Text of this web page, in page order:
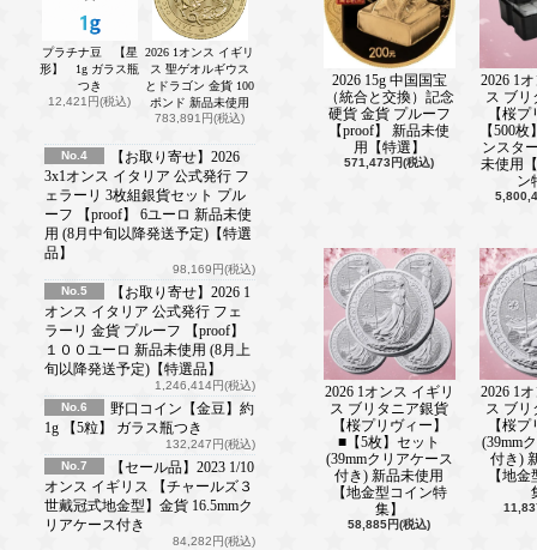
プラチナ豆 【星
形】 1g ガラス瓶
つき
12,421円(税込)
2026 1オンス イギリ
ス 聖ゲオルギウス
とドラゴン 金貨 100
ポンド 新品未使用
783,891円(税込)
No.4
【お取り寄せ】2026
3x1オンス イタリア 公式発行 フ
ェラーリ 3枚組銀貨セット プル
ーフ 【proof】 6ユーロ 新品未使
用 (8月中旬以降発送予定)【特選
品】
98,169円(税込)
No.5
【お取り寄せ】2026 1
オンス イタリア 公式発行 フェ
ラーリ 金貨 プルーフ 【proof】
１００ユーロ 新品未使用 (8月上
旬以降発送予定)【特選品】
1,246,414円(税込)
No.6
野口コイン【金豆】約
1g 【5粒】 ガラス瓶つき
132,247円(税込)
No.7
【セール品】2023 1/10
オンス イギリス 【チャールズ３
世戴冠式地金型】金貨 16.5mmク
リアケース付き
84,282円(税込)
なりました！（在庫要確認）
javascript:gf_OpenNewWindow('?
新着情報■
本日、実店舗プレオープン！
新着情報■
ロイヤルミント1kgバー再入荷！
新着情報■
新着情報■
チャールズ国王戴冠記念コイン発売
新着情報■
セール品好評発売中
新着情報■
ロイヤルミント新作発売中！
新着情報■
ポーランドミント新商品多数掲載中
新着情報■
3/29（水）は電話応対を休止いたし
2026 15g 中国国宝
（統合と交換）記念
硬貨 金貨 プルーフ
【proof】 新品未使
用【特選】
571,473円(税込)
2026 1
ス ブリ
【桜
【500
ンスタ
未使用
ン
2026 1オンス イギリ
ス ブリタニア銀貨
【桜プリヴィー】
■【5枚】セット
(39mmクリアケース
付き) 新品未使用
【地金型コイン特
集】
58,885円(税込)
2026 1
ス ブリ
【桜
(39mm
付き)
【地